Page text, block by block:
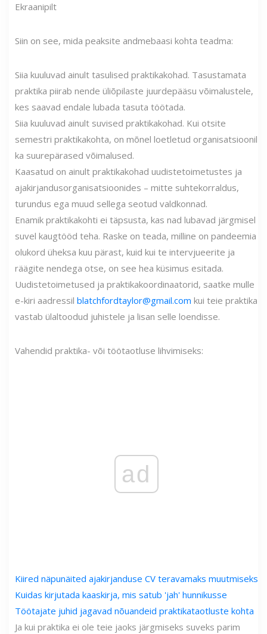
Ekraanipilt
Siin on see, mida peaksite andmebaasi kohta teadma:
Siia kuuluvad ainult tasulised praktikakohad. Tasustamata
praktika piirab nende üliõpilaste juurdepääsu võimalustele,
kes saavad endale lubada tasuta töötada.
Siia kuuluvad ainult suvised praktikakohad. Kui otsite
semestri praktikakohta, on mõnel loetletud organisatsioonil
ka suurepärased võimalused.
Kaasatud on ainult praktikakohad uudistetoimetustes ja
ajakirjandusorganisatsioonides – mitte suhtekorraldus,
turundus ega muud sellega seotud valdkonnad.
Enamik praktikakohti ei täpsusta, kas nad lubavad järgmisel
suvel kaugtööd teha. Raske on teada, milline on pandeemia
olukord üheksa kuu pärast, kuid kui te intervjueerite ja
räägite nendega otse, on see hea küsimus esitada.
Uudistetoimetused ja praktikakoordinaatorid, saatke mulle
e-kiri aadressil blatchfordtaylor@gmail.com kui teie praktika
vastab ülaltoodud juhistele ja lisan selle loendisse.
Vahendid praktika- või töötaotluse lihvimiseks:
ad
Kiired näpunäited ajakirjanduse CV teravamaks muutmiseks
Kuidas kirjutada kaaskirja, mis satub 'jah' hunnikusse
Töötajate juhid jagavad nõuandeid praktikataotluste kohta
Ja kui praktika ei ole teie jaoks järgmiseks suveks parim